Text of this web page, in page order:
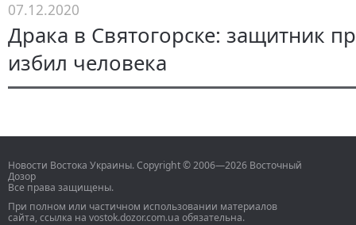
07.12.2020
Драка в Святогорске: защитник
избил человека
Новости Востока Украины. Copyright © 2006—2026 Восточный
Дозор
Все права защищены.
При полном или частичном использовании материалов
сайта, ссылка на vostok.dozor.com.ua обязательна.